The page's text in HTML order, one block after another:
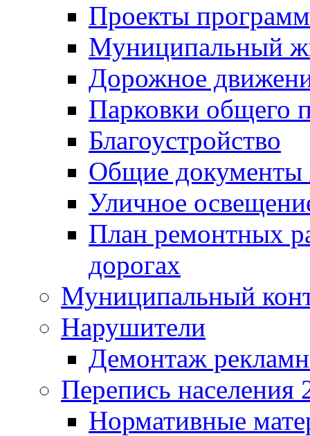
Проекты программ
Муниципальный
Дорожное
Парковки общего
Благоустройство
Общие
Уличное
План ремонтных
дорогах
Муниципальный
Нарушители
Демонтаж
Перепись населения
Нормативные